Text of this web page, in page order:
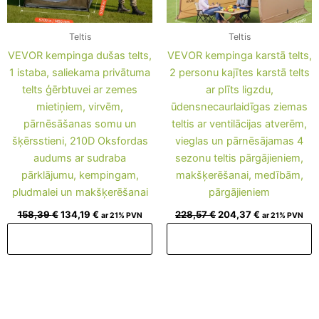
Teltis
VEVOR kempinga dušas telts,
1 istaba, saliekama privātuma
telts ģērbtuvei ar zemes
mietiņiem, virvēm,
pārnēsāšanas somu un
šķērsstieni, 210D Oksfordas
audums ar sudraba
pārklājumu, kempingam,
pludmalei un makšķerēšanai
158,39€ 134,19 € ar 21% PVN
Teltis
VEVOR kempinga karstā telts,
2 personu kajītes karstā telts
ar plīts ligzdu,
ūdensnecaurlaidīgas ziemas
teltis ar ventilācijas atverēm,
vieglas un pārnēsājamas 4
sezonu teltis pārgājieniem,
makšķerēšanai, medībām,
pārgājieniem
228,57€204,37€ ar 21% PVN